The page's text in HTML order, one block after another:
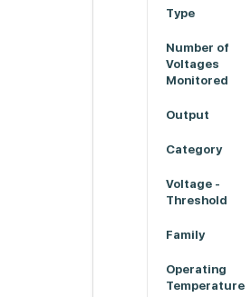
Type
Number of
Voltages
Monitored
Output
Category
Voltage -
Threshold
Family
Operating
Temperature